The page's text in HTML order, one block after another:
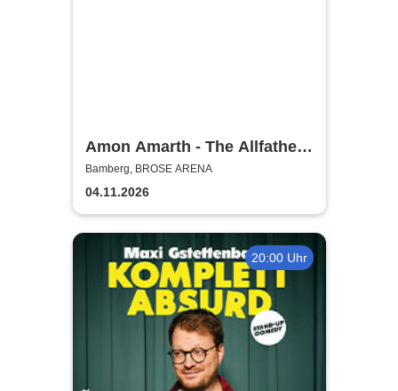
Amon Amarth - The Allfather
Awakens - Europe & UK 2026
Bamberg, BROSE ARENA
04.11.2026
20:00 Uhr